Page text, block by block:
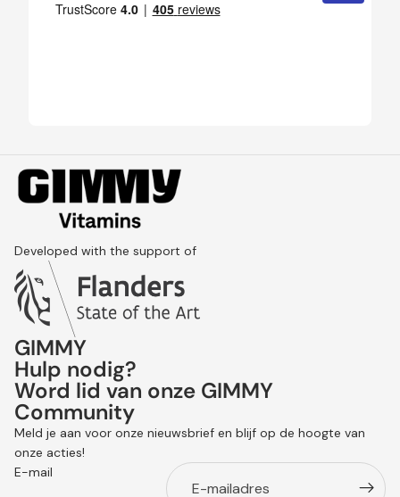
Developed with the support of
GIMMY
Hulp nodig?
Word lid van onze GIMMY
Community
Meld je aan voor onze nieuwsbrief en blijf op de hoogte van
onze acties!
E-mail
Terugbetalingsbeleid
Privacybeleid
Algemene voorwaarden